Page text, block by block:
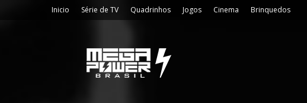
Inicio Série de TV Quadrinhos Jogos Cinema Brinquedos